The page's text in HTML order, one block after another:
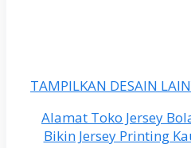
TAMPILKAN DESAIN
Alamat Toko Jersey
Bikin Jersey Printing